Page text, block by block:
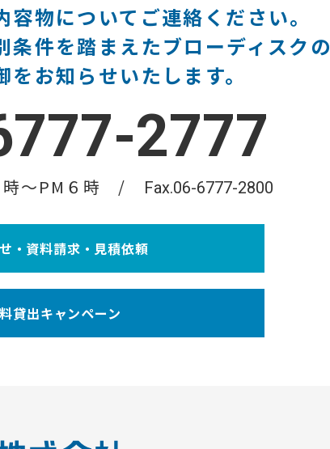
物についてご連絡ください。
条件を踏まえたブローディスクの
お知らせいたします。
2777
〜PM６時 Fax.06-6777-2800
・資料請求・見積依頼
貸出キャンペーン